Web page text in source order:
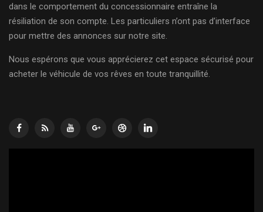
dans le comportement du concessionnaire entraîne la
résiliation de son compte. Les particuliers n’ont pas d’interface
pour mettre des annonces sur notre site.
Nous espérons que vous apprécierez cet espace sécurisé pour
acheter le véhicule de vos rêves en toute tranquillité.